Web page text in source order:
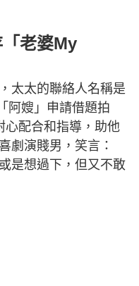
老婆My
太太的聯絡人名稱是
阿嫂」申請借題拍
心配合和指導，助他
劇演賤男，笑言：
是想過下，但又不敢